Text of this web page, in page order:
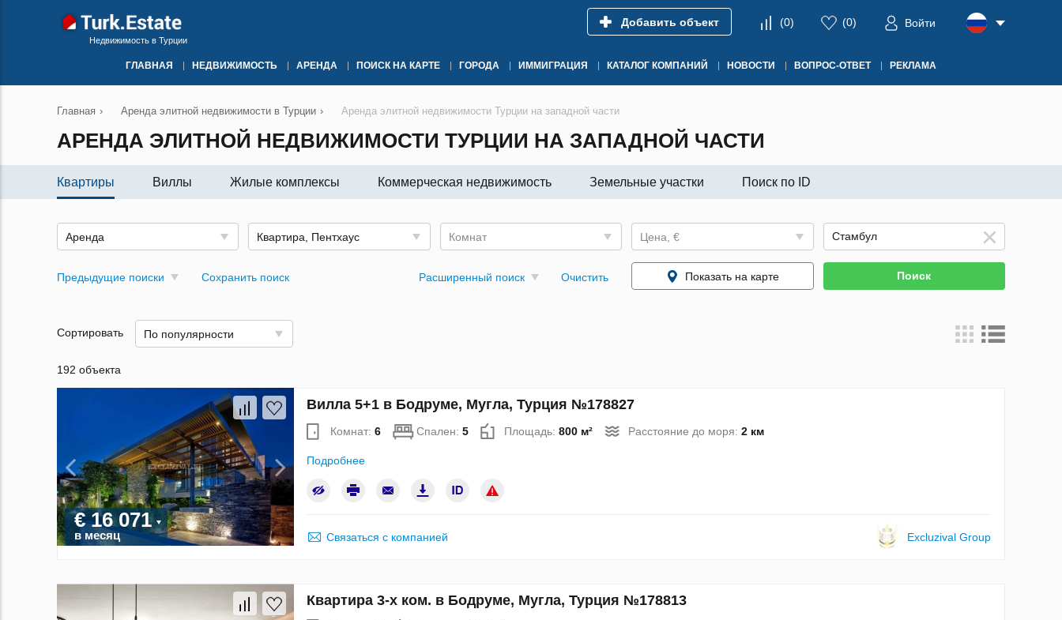
Недвижимость в Турции
Добавить объект (0) (0) Войти
ГЛАВНАЯ НЕДВИЖИМОСТЬ АРЕНДА ПОИСК НА КАРТЕ ГОРОДА ИММИГРАЦИЯ КАТАЛОГ КОМПАНИЙ НОВОСТИ ВОПРОС-ОТВЕТ РЕКЛАМА
Главная › Аренда элитной недвижимости в Турции › Аренда элитной недвижимости Турции на западной части
АРЕНДА ЭЛИТНОЙ НЕДВИЖИМОСТИ ТУРЦИИ НА ЗАПАДНОЙ ЧАСТИ
Квартиры Виллы Жилые комплексы Коммерческая недвижимость Земельные участки Поиск по ID
Аренда Квартира, Пентхаус Комнат Цена, €
Предыдущие поиски Сохранить поиск Расширенный поиск Очистить Показать на карте Поиск
Сортировать По популярности
192 объекта
€ 16 071
в месяц
Вилла 5+1 в Бодруме, Мугла, Турция №178827
Комнат: 6 Спален: 5 Площадь: 800 м² Расстояние до моря: 2 км
Подробнее
Связаться с компанией Excluzival Group
Квартира 3-х ком. в Бодруме, Мугла, Турция №178813